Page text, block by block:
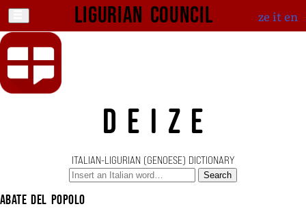
Ligurian Council ze iten
DEIZE
ITALIAN-LIGURIAN (GENOESE) DICTIONARY
Search
abate del popolo